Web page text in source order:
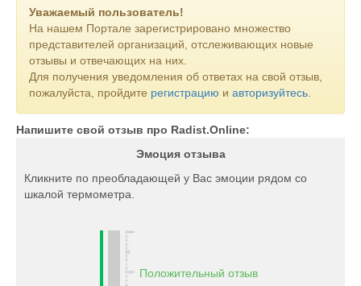
Уважаемый пользователь!
На нашем Портале зарегистрировано множество
представителей организаций, отслеживающих новые
отзывы и отвечающих на них.
Для получения уведомления об ответах на свой отзыв,
пожалуйста, пройдите регистрацию и авторизуйтесь
Напишите свой отзыв про Radist.Online:
Эмоция отзыва
Кликните по преобладающей у Вас эмоции рядом со
шкалой термометра.
Положительный отзыв